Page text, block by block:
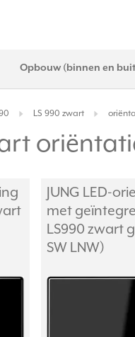
Opbouw (binnen en
LS 990 zwart
JUNG LED-
met
LS990 zwart
SW LNW)